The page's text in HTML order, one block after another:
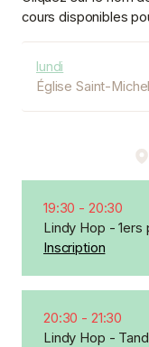
cours disponibles
lundi
Église Saint-Michel
19:30 - 20:30
Lindy Hop - 1ers
Inscription
20:30 - 21:30
Lindy Hop -